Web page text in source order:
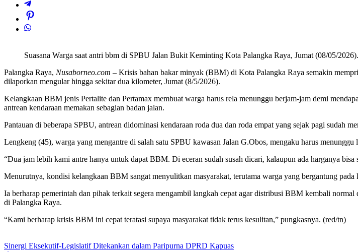
Suasana Warga saat antri bbm di SPBU Jalan Bukit Keminting Kota Palangka Raya, Jumat (08/05/2026).
Palangka Raya, Nusaborneo.com – Krisis bahan bakar minyak (BBM) di Kota Palangka Raya semakin
dilaporkan mengular hingga sekitar dua kilometer, Jumat (8/5/2026).
Kelangkaan BBM jenis Pertalite dan Pertamax membuat warga harus rela menunggu berjam-jam demi
antrean kendaraan memakan sebagian badan jalan.
Pantauan di beberapa SPBU, antrean didominasi kendaraan roda dua dan roda empat yang sejak pagi sudah
Lengkeng (45), warga yang mengantre di salah satu SPBU kawasan Jalan G.Obos, mengaku harus
“Dua jam lebih kami antre hanya untuk dapat BBM. Di eceran sudah susah dicari, kalaupun ada harganya
Menurutnya, kondisi kelangkaan BBM sangat menyulitkan masyarakat, terutama warga yang bergantung
Ia berharap pemerintah dan pihak terkait segera mengambil langkah cepat agar distribusi BBM kembali
di Palangka Raya.
“Kami berharap krisis BBM ini cepat teratasi supaya masyarakat tidak terus kesulitan,” pungkasnya. (red/tn)
Sinergi Eksekutif-Legislatif Ditekankan dalam Paripurna DPRD Kapuas